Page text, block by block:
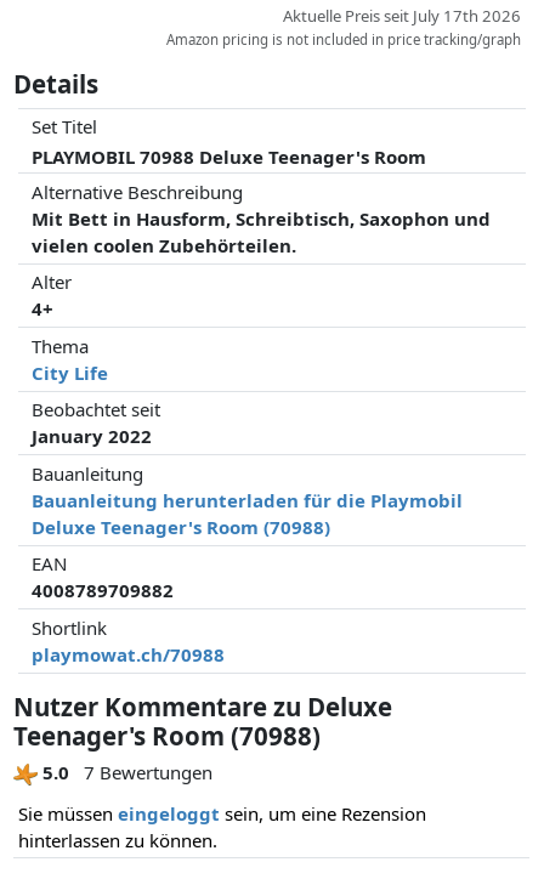
Aktuelle Preis seit July 17th 2026
Amazon pricing is not included in price tracking/graph
Details
Set Titel
PLAYMOBIL 70988 Deluxe Teenager's Room
Alternative Beschreibung
Mit Bett in Hausform, Schreibtisch, Saxophon und
vielen coolen Zubehörteilen.
Alter
4+
Thema
City Life
Beobachtet seit
January 2022
Bauanleitung
Bauanleitung herunterladen für die Playmobil
Deluxe Teenager's Room (70988)
EAN
4008789709882
Shortlink
playmowat.ch/70988
Nutzer Kommentare zu Deluxe
Teenager's Room (70988)
5.0
7 Bewertungen
Sie müssen eingeloggt sein, um eine Rezension
hinterlassen zu können.